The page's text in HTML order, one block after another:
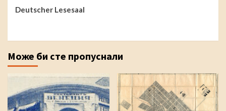
Deutscher Lesesaal
Може би сте пропуснали